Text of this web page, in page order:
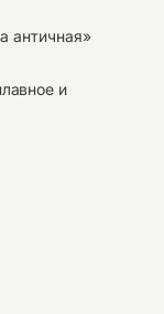
античная»
и